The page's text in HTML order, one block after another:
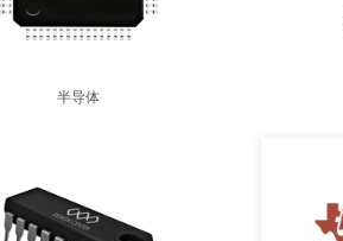
半导体